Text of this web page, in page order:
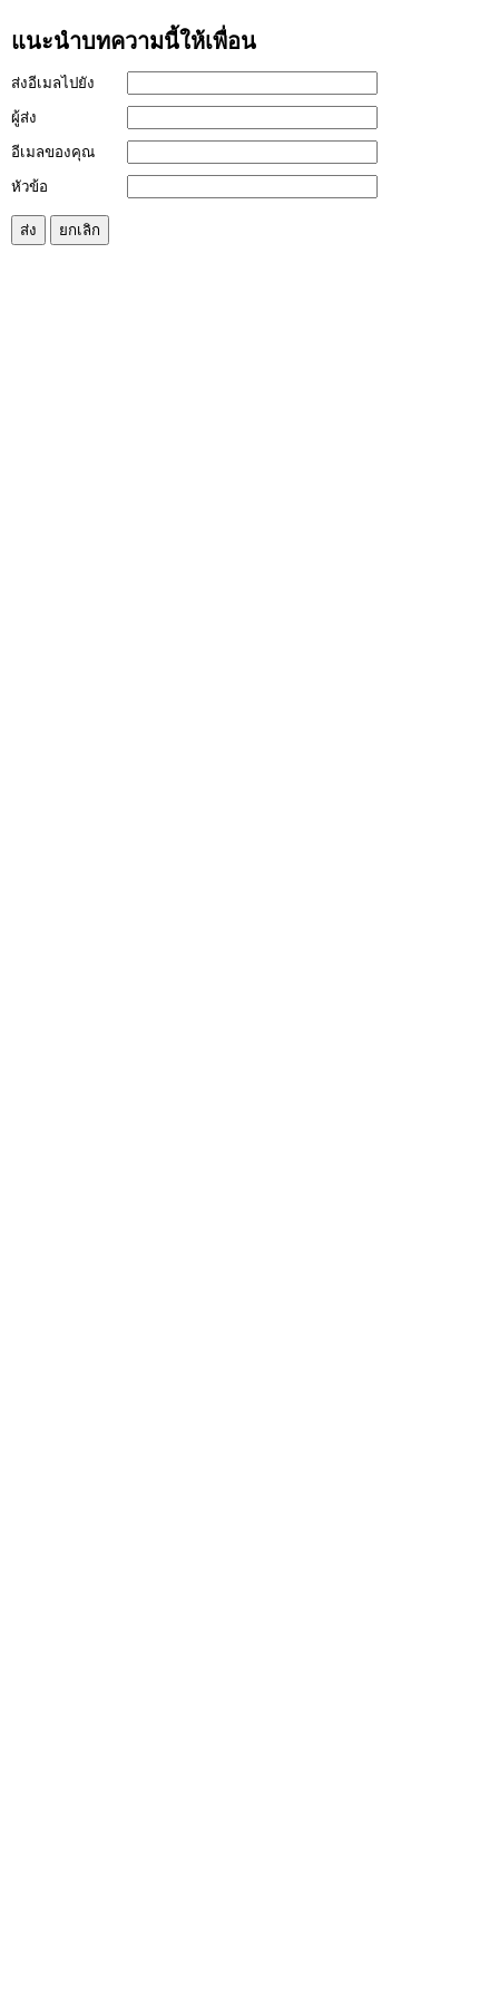
แนะนำบทความนี้ให้เพื่อน
ส่งอีเมลไปยัง
ผู้ส่ง
อีเมลของคุณ
หัวข้อ
ส่ง ยกเลิก